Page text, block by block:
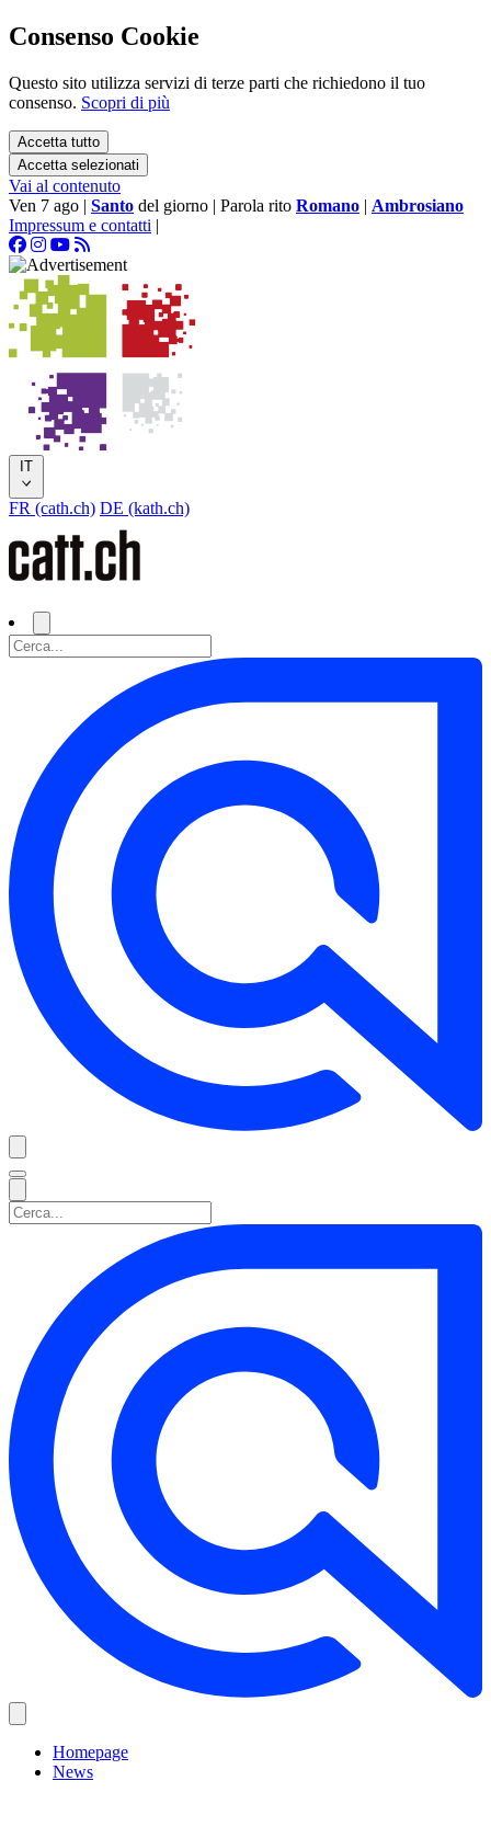
Consenso Cookie
Questo sito utilizza servizi di terze parti che richiedono il tuo
consenso. Scopri di più
Accetta tutto
Accetta selezionati
Vai al contenuto
Ven 7 ago | Santo del giorno | Parola rito Romano | Ambrosiano
Impressum e contatti |
IT
FR (cath.ch) DE (kath.ch)
Homepage
News